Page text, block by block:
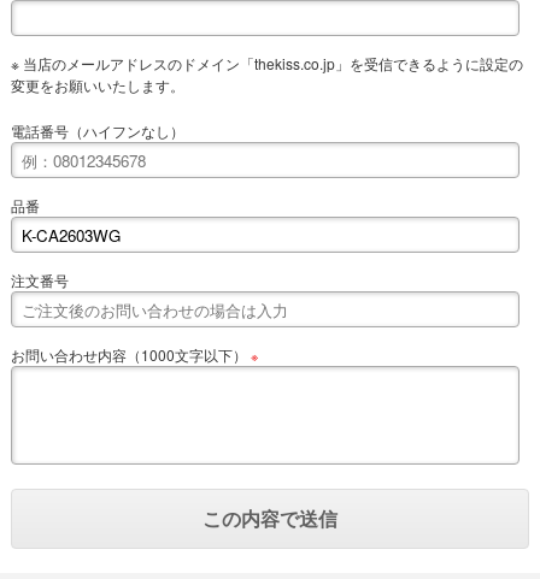
※ 当店のメールアドレスのドメイン「thekiss.co.jp」を受信できるように設定の
変更をお願いいたします。
電話番号（ハイフンなし）
品番
注文番号
お問い合わせ内容（1000文字以下） ※